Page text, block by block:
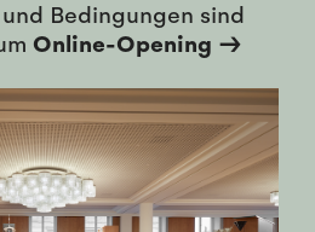
Bedingungen sind
Online-Opening →